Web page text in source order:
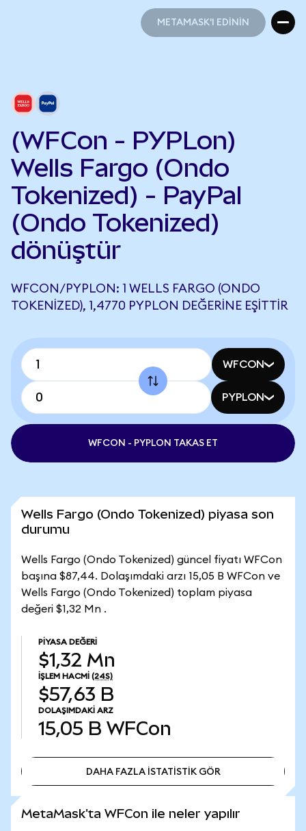
METAMASK'I EDİNİN
(WFCon - PYPLon)
Wells Fargo (Ondo
Tokenized) - PayPal
(Ondo Tokenized)
dönüştür
WFCON/PYPLON: 1 WELLS FARGO (ONDO
TOKENIZED), 1,4770 PYPLON DEĞERINE EŞITTIR
WFCON
PYPLON
WFCON - PYPLON TAKAS ET
Wells Fargo (Ondo Tokenized) piyasa son
durumu
Wells Fargo (Ondo Tokenized) güncel fiyatı WFCon
başına $87,44. Dolaşımdaki arzı 15,05 B WFCon ve
Wells Fargo (Ondo Tokenized) toplam piyasa
değeri $1,32 Mn .
PIYASA DEĞERI
$1,32 Mn
İŞLEM HACMI (24S)
$57,63 B
DOLAŞIMDAKI ARZ
15,05 B WFCon
DAHA FAZLA İSTATİSTİK GÖR
MetaMask'ta WFCon ile neler yapılır